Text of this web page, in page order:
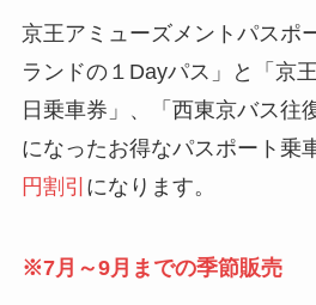
京王アミューズメントパスポ
ランドの１Dayパス」と「京
日乗車券」、「西東京バス往
になったお得なパスポート乗
円割引 になります。
※7月～9月までの季節販売